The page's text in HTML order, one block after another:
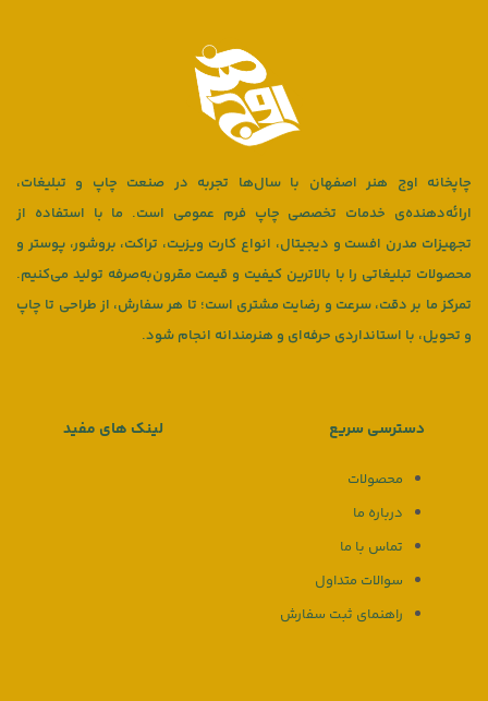
چاپخانه اوج هنر اصفهان با سال‌ها تجربه در صنعت چاپ و تبلیغات،
ارائه‌دهنده‌ی خدمات تخصصی چاپ فرم عمومی است. ما با استفاده از
تجهیزات مدرن افست و دیجیتال، انواع کارت ویزیت، تراکت، بروشور، پوستر و
محصولات تبلیغاتی را با بالاترین کیفیت و قیمت مقرون‌به‌صرفه تولید می‌کنیم.
تمرکز ما بر دقت، سرعت و رضایت مشتری است؛ تا هر سفارش، از طراحی تا چاپ
و تحویل، با استانداردی حرفه‌ای و هنرمندانه انجام شود.
دسترسی سریع
محصولات
درباره ما
تماس با ما
سوالات متداول
راهنمای ثبت سفارش
لینک های مفید